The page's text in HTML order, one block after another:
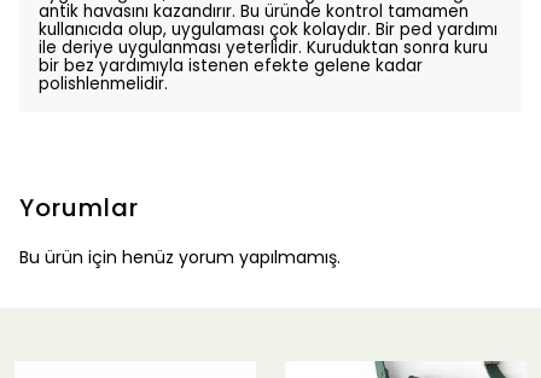
antik havasını kazandırır. Bu üründe kontrol tamamen
kullanıcıda olup, uygulaması çok kolaydır. Bir ped yardımı
ile deriye uygulanması yeterlidir. Kuruduktan sonra kuru
bir bez yardımıyla istenen efekte gelene kadar
polishlenmelidir.
Yorumlar
Bu ürün için henüz yorum yapılmamış.